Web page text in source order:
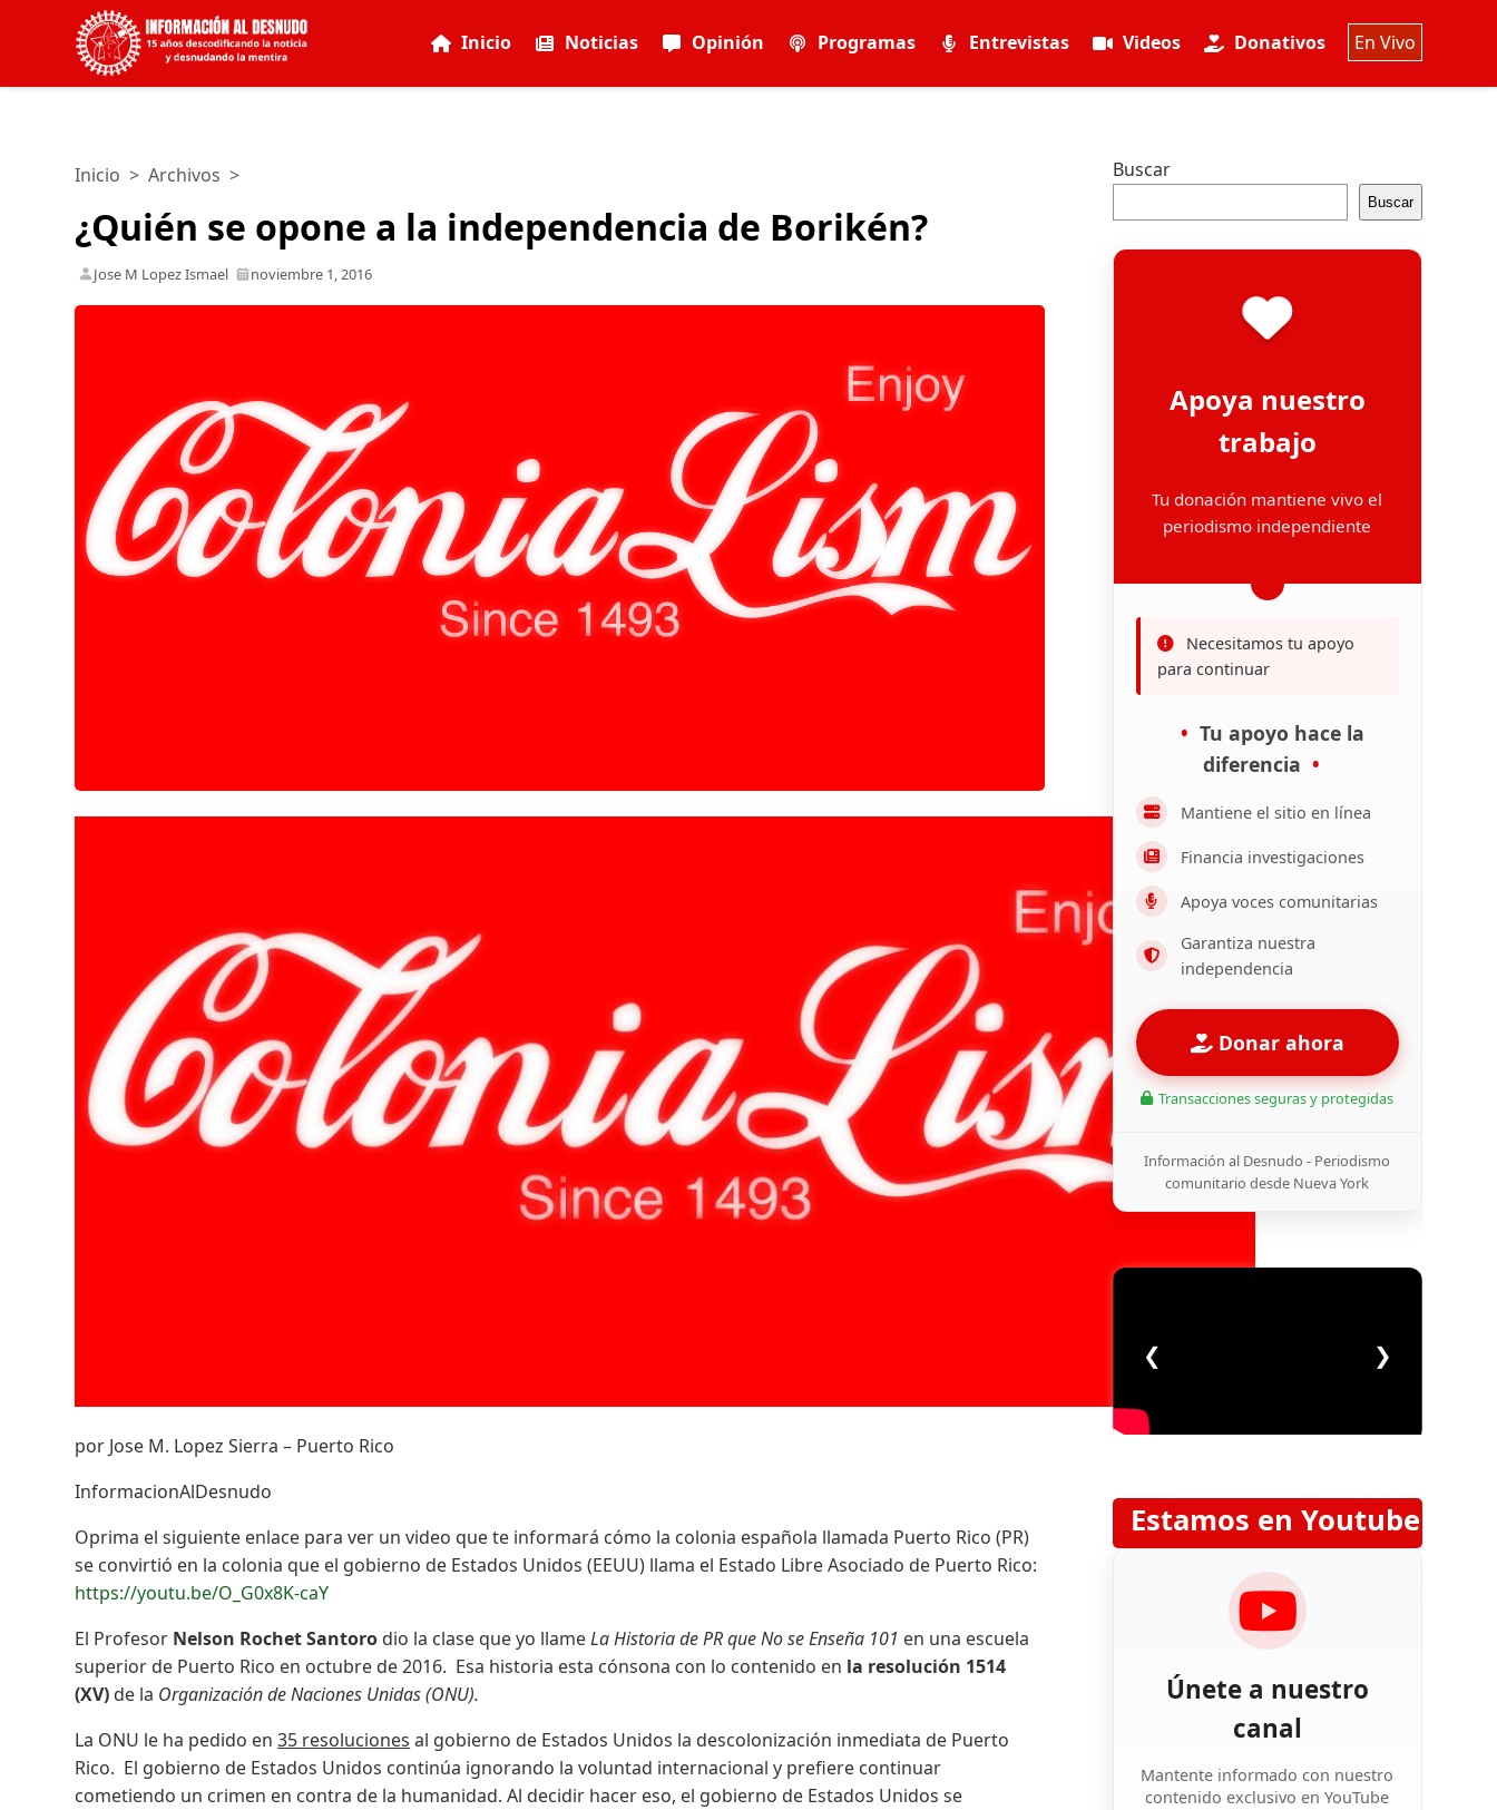
Inicio Noticias Opinión Programas Entrevistas Videos Donativos En Vivo
Inicio >Archivos >
¿Quién se opone a la independencia de Borikén?
Jose M Lopez Ismael noviembre 1, 2016
por Jose M. Lopez Sierra – Puerto Rico
InformacionAlDesnudo
Oprima el siguiente enlace para ver un video que te informará cómo la colonia española llamada Puerto Rico (PR)
se convirtió en la colonia que el gobierno de Estados Unidos (EEUU) llama el Estado Libre Asociado de Puerto Rico:
https://youtu.be/O_G0x8K-caY
El Profesor Nelson Rochet Santoro dio la clase que yo llameLa Historia de PR que No se Enseña 101 en una escuela
superior de Puerto Rico en octubre de 2016. Esa historia esta cónsona con lo contenido en la resolución 1514
(XV) de la Organización de Naciones Unidas (ONU).
La ONU le ha pedido en35 resoluciones al gobierno de Estados Unidos la descolonización inmediata de Puerto
Rico. El gobierno de Estados Unidos continúa ignorando la voluntad internacional y prefiere continuar
cometiendo un crimen en contra de la humanidad. Al decidir hacer eso, el gobierno de Estados Unidos se
Buscar
Buscar
Apoya nuestro
trabajo
Tu donación mantiene vivo el
periodismo independiente
Necesitamos tu apoyo
para continuar
Tu apoyo hace la
diferencia
Mantiene el sitio en línea
Financia investigaciones
Apoya voces comunitarias
Garantiza nuestra
independencia
Donar ahora
Transacciones seguras y protegidas
Información al Desnudo - Periodismo
comunitario desde Nueva York
❮ ❯
Estamos en Youtube
Únete a nuestro
canal
Mantente informado con nuestro
contenido exclusivo en YouTube